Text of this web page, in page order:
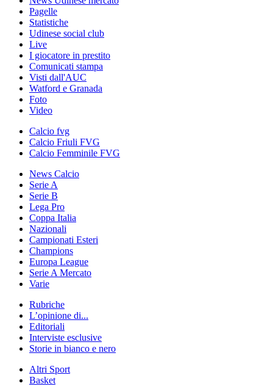
Pagelle
Statistiche
Udinese social club
Live
I giocatore in prestito
Comunicati stampa
Visti dall'AUC
Watford e Granada
Foto
Video
Calcio fvg
Calcio Friuli FVG
Calcio Femminile FVG
News Calcio
Serie A
Serie B
Lega Pro
Coppa Italia
Nazionali
Campionati Esteri
Champions
Europa League
Serie A Mercato
Varie
Rubriche
L’opinione di...
Editoriali
Interviste esclusive
Storie in bianco e nero
Altri Sport
Basket